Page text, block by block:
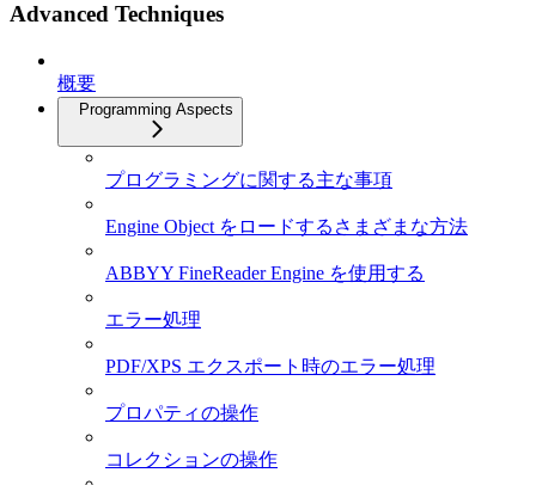
Advanced Techniques
概要
Programming Aspects
プログラミングに関する主な事項
Engine Object をロードするさまざまな方法
ABBYY FineReader Engine を使用する
エラー処理
PDF/XPS エクスポート時のエラー処理
プロパティの操作
コレクションの操作